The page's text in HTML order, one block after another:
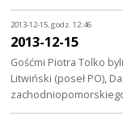
2013-12-15, godz. 12:46
2013-12-15
Gośćmi Piotra Tolko
Litwiński (poseł PO),